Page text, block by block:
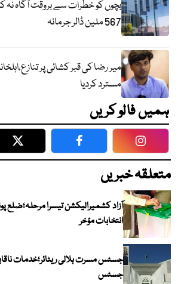
بچوں کو خطرات سے بروقت آگاہ نہ
567 ملین ڈالر جرمانہ
میر رضا کی قبر کشائی پر
مسترد کردیا
ہمیں فالو کریں
Twitter Facebook
متعلقہ خبریں
آزاد کشمیرالیکشن تیسرا مرحلہ؛ضلع
انتخابات مؤخر
جسٹس مسرت ہلالی ریٹائر؛خدمات
جسٹس